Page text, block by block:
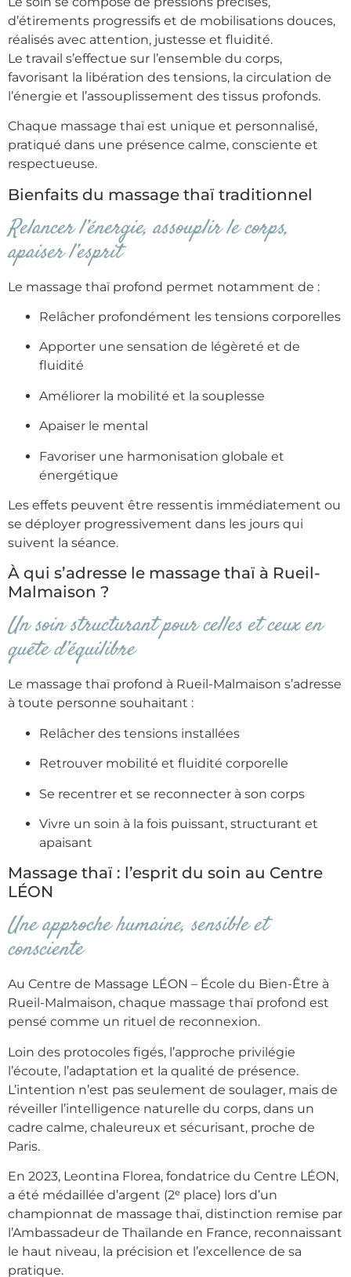
d’étirements progressifs et de mobilisations douces,
réalisés avec attention, justesse et fluidité.
Le travail s’effectue sur l’ensemble du corps,
favorisant la libération des tensions, la circulation de
l’énergie et l’assouplissement des tissus profonds.
Chaque massage thaï est unique et personnalisé,
pratiqué dans une présence calme, consciente et
respectueuse.
Bienfaits du massage thaï traditionnel
Relancer l’énergie, assouplir le corps,
apaiser l’esprit
Le massage thaï profond permet notamment de :
Relâcher profondément les tensions corporelles
Apporter une sensation de légèreté et de
fluidité
Améliorer la mobilité et la souplesse
Apaiser le mental
Favoriser une harmonisation globale et
énergétique
Les effets peuvent être ressentis immédiatement ou
se déployer progressivement dans les jours qui
suivent la séance.
À qui s’adresse le massage thaï à Rueil-
Malmaison ?
Un soin structurant pour celles et ceux en
quête d’équilibre
Le massage thaï profond à Rueil-Malmaison s’adresse
à toute personne souhaitant :
Relâcher des tensions installées
Retrouver mobilité et fluidité corporelle
Se recentrer et se reconnecter à son corps
Vivre un soin à la fois puissant, structurant et
apaisant
Massage thaï : l’esprit du soin au Centre
LÉON
Une approche humaine, sensible et
consciente
Au Centre de Massage LÉON – École du Bien-Être à
Rueil-Malmaison, chaque massage thaï profond est
pensé comme un rituel de reconnexion.
Loin des protocoles figés, l’approche privilégie
l’écoute, l’adaptation et la qualité de présence.
L’intention n’est pas seulement de soulager, mais de
réveiller l’intelligence naturelle du corps, dans un
cadre calme, chaleureux et sécurisant, proche de
Paris.
En 2023, Leontina Florea, fondatrice du Centre LÉON,
a été médaillée d’argent (2ᵉ place) lors d’un
championnat de massage thaï, distinction remise par
l’Ambassadeur de Thaïlande en France, reconnaissant
le haut niveau, la précision et l’excellence de sa
pratique.